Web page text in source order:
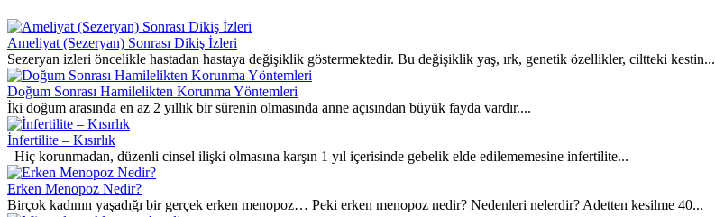
Ameliyat (Sezeryan) Sonrası Dikiş İzleri
Sezeryan izleri öncelikle hastadan hastaya değişiklik göstermektedir. Bu değişiklik yaş, ırk, genetik özellikler, ciltteki kestin...
Doğum Sonrası Hamilelikten Korunma Yöntemleri
İki doğum arasında en az 2 yıllık bir sürenin olmasında anne açısından büyük fayda vardır....
İnfertilite – Kısırlık
Hiç korunmadan, düzenli cinsel ilişki olmasına karşın 1 yıl içerisinde gebelik elde edilememesine infertilite...
Erken Menopoz Nedir?
Birçok kadının yaşadığı bir gerçek erken menopoz… Peki erken menopoz nedir? Nedenleri nelerdir? Adetten kesilme 40...